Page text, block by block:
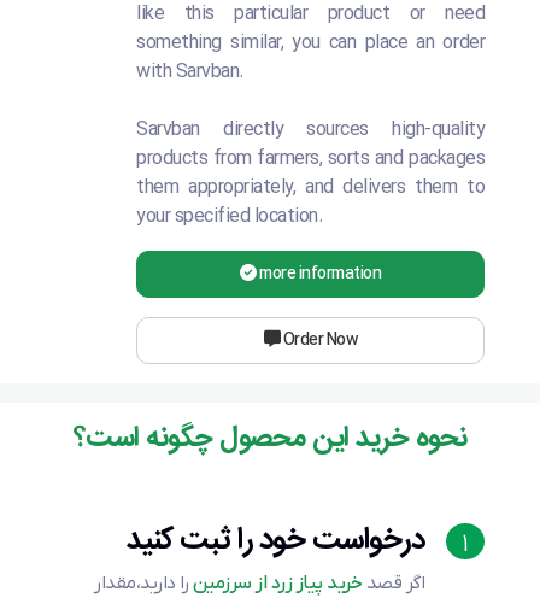
like this particular product or need
something similar, you can place an order
with Sarvban.
Sarvban directly sources high-quality
products from farmers, sorts and packages
them appropriately, and delivers them to
your specified location.
more information
Order Now
نحوه خرید این محصول چگونه است؟
1 درخواست خود را ثبت کنید
اگر قصد خرید پیاز زرد از سرزمین را دارید،مقدار